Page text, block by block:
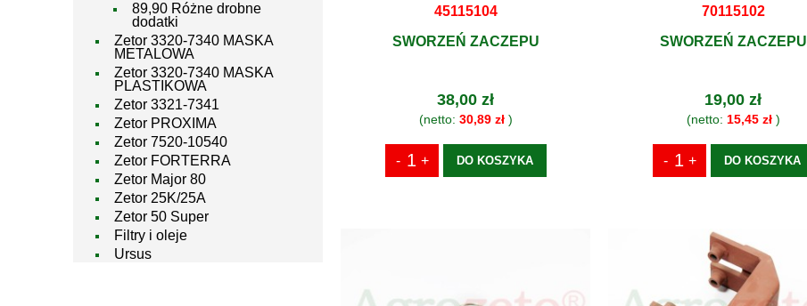
89,90 Różne drobne
dodatki
Zetor 3320-7340 MASKA
METALOWA
Zetor 3320-7340 MASKA
PLASTIKOWA
Zetor 3321-7341
Zetor PROXIMA
Zetor 7520-10540
Zetor FORTERRA
Zetor Major 80
Zetor 25K/25A
Zetor 50 Super
Filtry i oleje
Ursus
45115104
SWORZEŃ ZACZEPU
38,00 zł
(netto: 30,89 zł)
DO KOSZYKA
70115102
SWORZEŃ ZACZEPU
19,00 zł
(netto: 15,45 zł)
DO KOSZYKA